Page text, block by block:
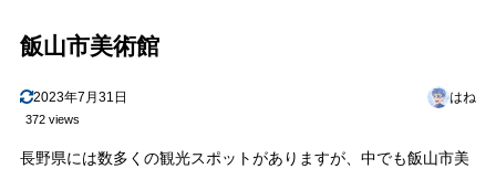
飯山市美術館
2023年7月31日 はね
372 views
長野県には数多くの観光スポットがありますが、中でも飯山市美